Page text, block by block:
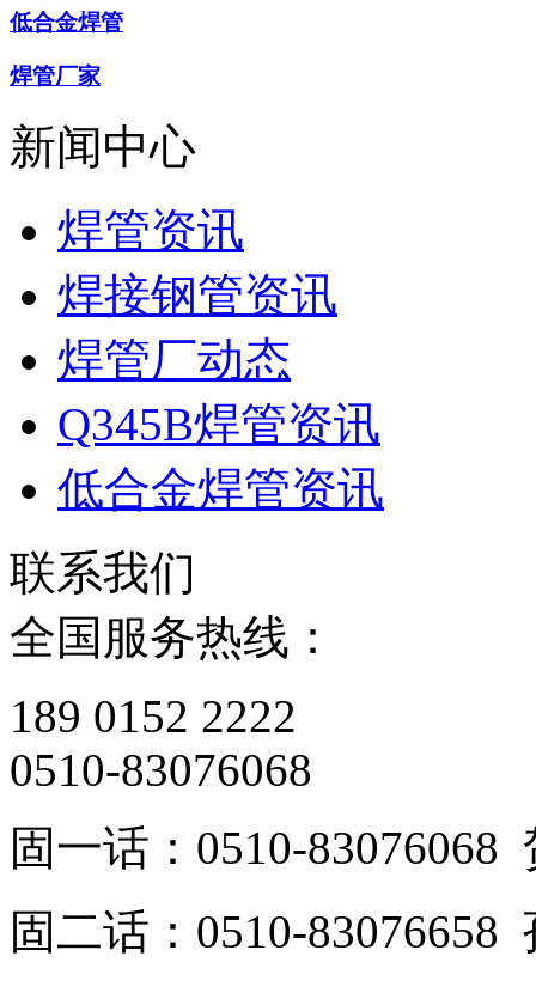
低合金焊管
焊管厂家
新闻中心
焊管资讯
焊接钢管资讯
焊管厂动态
Q345B焊管资讯
低合金焊管资讯
联系我们
全国服务热线：
189 0152 2222
0510-83076068
固一话：0510-83076068
固二话：0510-83076658